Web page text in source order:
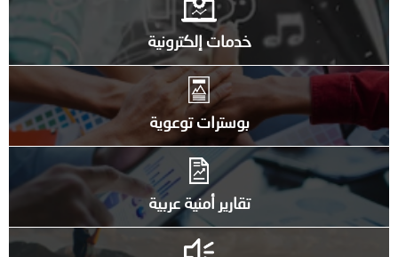
خدمات إلكترونية
بوسترات توعوية
تقارير أمنية عربية